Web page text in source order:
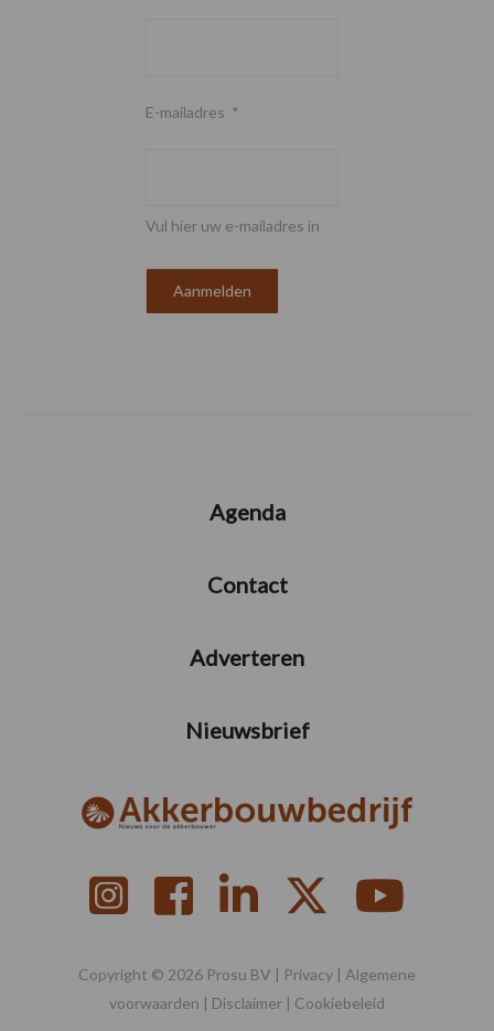
E-mailadres *
Vul hier uw e-mailadres in
Agenda
Contact
Adverteren
Nieuwsbrief
Copyright © 2026 Prosu BV | Privacy | Algemene
voorwaarden | Disclaimer | Cookiebeleid